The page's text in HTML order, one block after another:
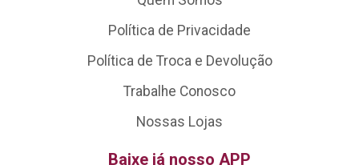
Política de Privacidade
Política de Troca e Devolução
Trabalhe Conosco
Nossas Lojas
Baixe já nosso APP